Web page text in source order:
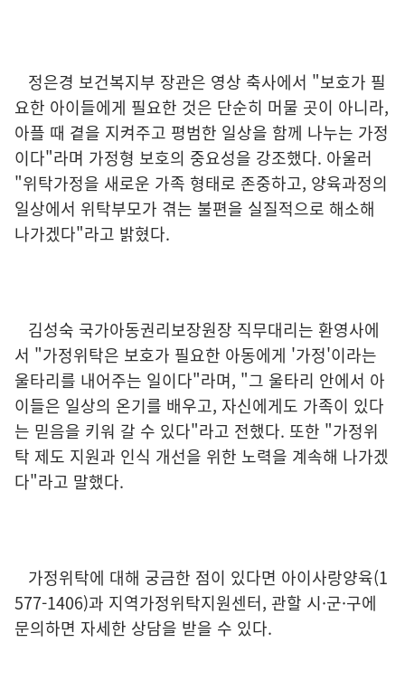
정은경 보건복지부 장관은 영상 축사에서 "보호가 필
요한 아이들에게 필요한 것은 단순히 머물 곳이 아니라,
아플 때 곁을 지켜주고 평범한 일상을 함께 나누는 가정
이다"라며 가정형 보호의 중요성을 강조했다. 아울러
"위탁가정을 새로운 가족 형태로 존중하고, 양육과정의
일상에서 위탁부모가 겪는 불편을 실질적으로 해소해
나가겠다"라고 밝혔다.
김성숙 국가아동권리보장원장 직무대리는 환영사에
서 "가정위탁은 보호가 필요한 아동에게 '가정'이라는
울타리를 내어주는 일이다"라며, "그 울타리 안에서 아
이들은 일상의 온기를 배우고, 자신에게도 가족이 있다
는 믿음을 키워 갈 수 있다"라고 전했다. 또한 "가정위
탁 제도 지원과 인식 개선을 위한 노력을 계속해 나가겠
다"라고 말했다.
가정위탁에 대해 궁금한 점이 있다면 아이사랑양육(1
577-1406)과 지역가정위탁지원센터, 관할 시·군·구에
문의하면 자세한 상담을 받을 수 있다.